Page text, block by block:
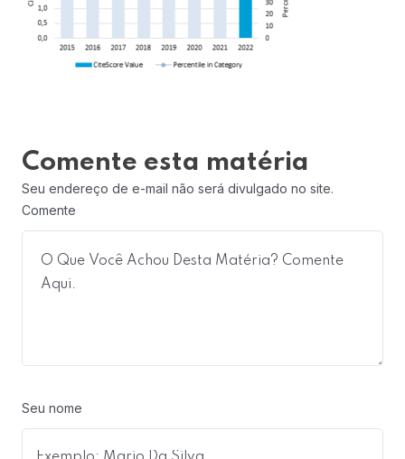
Comente esta matéria
Seu endereço de e-mail não será divulgado no site.
Comente
Seu nome